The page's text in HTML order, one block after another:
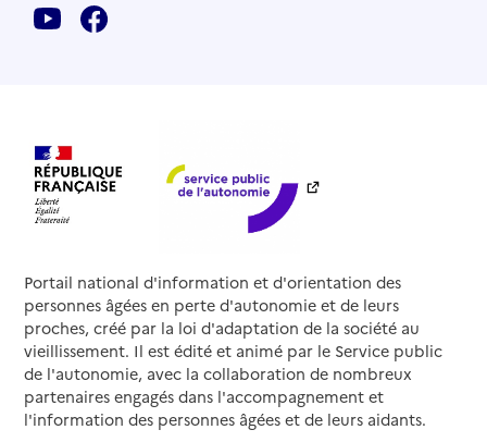
Portail national d'information et d'orientation des
personnes âgées en perte d'autonomie et de leurs
proches, créé par la loi d'adaptation de la société au
vieillissement. Il est édité et animé par le Service public
de l'autonomie, avec la collaboration de nombreux
partenaires engagés dans l'accompagnement et
l'information des personnes âgées et de leurs aidants.